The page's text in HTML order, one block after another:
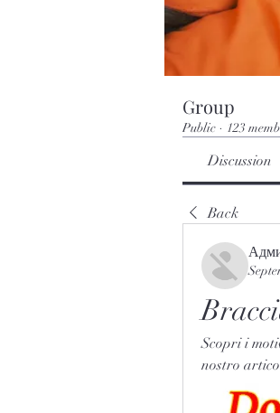
Group
Public · 123
Discussion
Back
Scopri i
nostro